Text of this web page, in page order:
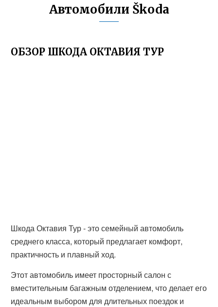
Автомобили Škoda
ОБЗОР ШКОДА ОКТАВИЯ ТУР
Шкода Октавия Тур - это семейный автомобиль
среднего класса, который предлагает комфорт,
практичность и плавный ход.
Этот автомобиль имеет просторный салон с
вместительным багажным отделением, что делает его
идеальным выбором для длительных поездок и